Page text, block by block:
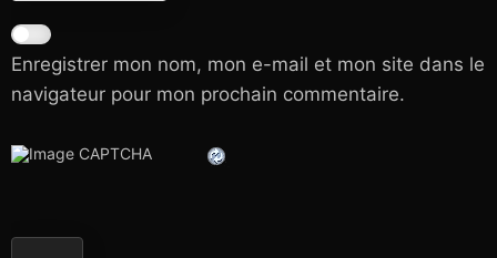
Enregistrer mon nom, mon e-mail et mon site dans le
navigateur pour mon prochain commentaire.